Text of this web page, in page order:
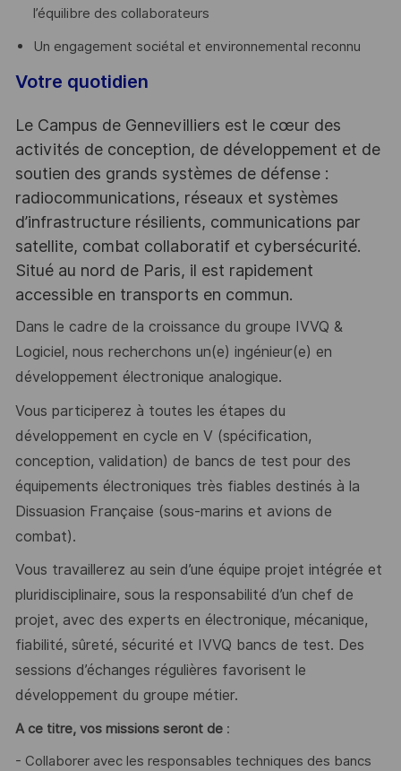
l’équilibre des collaborateurs
Un engagement sociétal et environnemental reconnu
Votre quotidien
Le Campus de Gennevilliers est le cœur des
activités de conception, de développement et de
soutien des grands systèmes de défense :
radiocommunications, réseaux et systèmes
d’infrastructure résilients, communications par
satellite, combat collaboratif et cybersécurité.
Situé au nord de Paris, il est rapidement
accessible en transports en commun.
Dans le cadre de la croissance du groupe IVVQ &
Logiciel, nous recherchons un(e) ingénieur(e) en
développement électronique analogique.
Vous participerez à toutes les étapes du
développement en cycle en V (spécification,
conception, validation) de bancs de test pour des
équipements électroniques très fiables destinés à la
Dissuasion Française (sous-marins et avions de
combat).
Vous travaillerez au sein d’une équipe projet intégrée et
pluridisciplinaire, sous la responsabilité d’un chef de
projet, avec des experts en électronique, mécanique,
fiabilité, sûreté, sécurité et IVVQ bancs de test. Des
sessions d’échanges régulières favorisent le
développement du groupe métier.
A ce titre, vos missions seront de:
- Collaborer avec les responsables techniques des bancs